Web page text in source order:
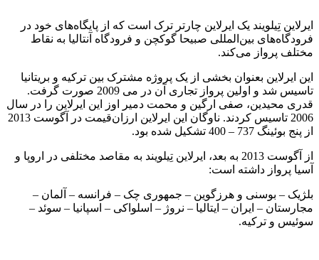
ایرلاین تِیلویند یک ایرلاین چارتر ترک است که از پایگاه‌های خود در
فرودگاه‌های بین‌المللی صبیحا گوکچن و فرودگاه آنتالیا به نقاط
مختلف پرواز می‌کند.
این ایرلاین بعنوان بخشی از یک پروژه مشترک بین ترکیه و بریتانیا
تاسیس شد و اولین پرواز تجاری آن در می 2009 صورت گرفت.
قدری محیدین، صفی ارگین و محمت دمیر اوز این ایرلاین را در سال
2006 تاسیس کردند. ناوگان این ایرلاین ارزان‌قیمت در آگوست 2013
از پنج بوئینگ 737 – 400 تشکیل شده بود.
از آگوست 2013 به بعد، ایرلاین تِیلویند به مقاصد مختلفی در اروپا و
آسیا پرواز داشته است:
بلژیک – بوسنی و هرزگوین – جمهوری چک – فرانسه – آلمان –
مجارستان – ایران – ایتالیا – نروژ – اسلواکی – اسپانیا – سوئد –
سوئیس و ترکیه.